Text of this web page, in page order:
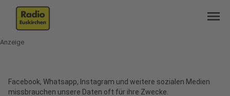
menu
Anzeige
Facebook, Whatsapp, Instagram und weitere sozialen Medien
missbrauchen unsere Daten oft für ihre Zwecke.